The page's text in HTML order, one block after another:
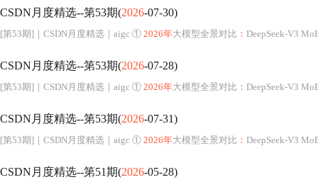
CSDN月度精选--第53期(2026-07-30)
[第53期]｜CSDN月度精选｜aigc ① 2026年大模型全景对比 ： DeepSeek-V3 MoE架构深度
CSDN月度精选--第53期(2026-07-28)
[第53期]｜CSDN月度精选｜aigc ① 2026年大模型全景对比 ： DeepSeek-V3 MoE架构深度
CSDN月度精选--第53期(2026-07-31)
[第53期]｜CSDN月度精选｜aigc ① 2026年大模型全景对比 ： DeepSeek-V3 MoE架构深度
CSDN月度精选--第51期(2026-05-28)